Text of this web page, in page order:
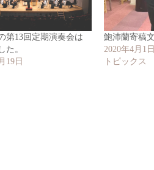
第13回定期演奏会は
た。
19日
鮑沛蘭寄稿文
2020年4月1日
トピックス